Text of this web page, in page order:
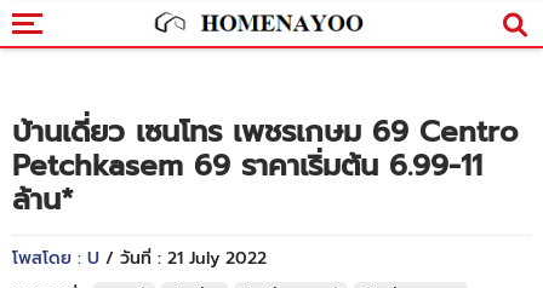
บ้านเดี่ยว เซนโทร เพชรเกษม 69 Centro
Petchkasem 69 ราคาเริ่มต้น 6.99-11
ล้าน*
โพสโดย : U / วันที่ : 21 July 2022